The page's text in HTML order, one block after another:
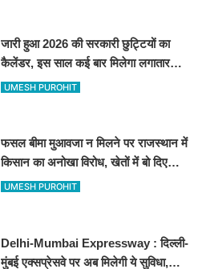
जारी हुआ 2026 की सरकारी छुट्टियों का
कैलेंडर, इस साल कई बार मिलेगा लगातार
अवकाश, देखें
UMESH PUROHIT
फसल बीमा मुआवजा न मिलने पर राजस्थान में
किसान का अनोखा विरोध, खेतों में बो दिए
500-500 रुपए के नोट, वीडियो वायरल
UMESH PUROHIT
Delhi-Mumbai Expressway : दिल्ली-
मुंबई एक्सप्रेसवे पर अब मिलेगी ये सुविधा,